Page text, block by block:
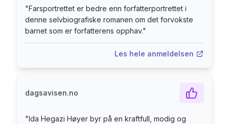
"Farsportrettet er bedre enn forfatterportrettet i
denne selvbiografiske romanen om det forvokste
barnet som er forfatterens opphav."
Les hele anmeldelsen
dagsavisen.no
"Ida Hegazi Høyer byr på en kraftfull, modig og